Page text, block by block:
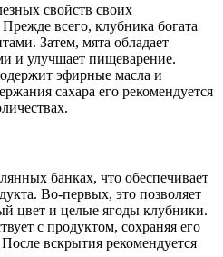
свойств своих
всего, клубника богата
Затем, мята обладает
и улучшает пищеварение.
эфирные масла и
сахара его рекомендуется
банках, что обеспечивает
Во-первых, это позволяет
цвет и целые ягоды клубники.
с продуктом, сохраняя его
вскрытия рекомендуется